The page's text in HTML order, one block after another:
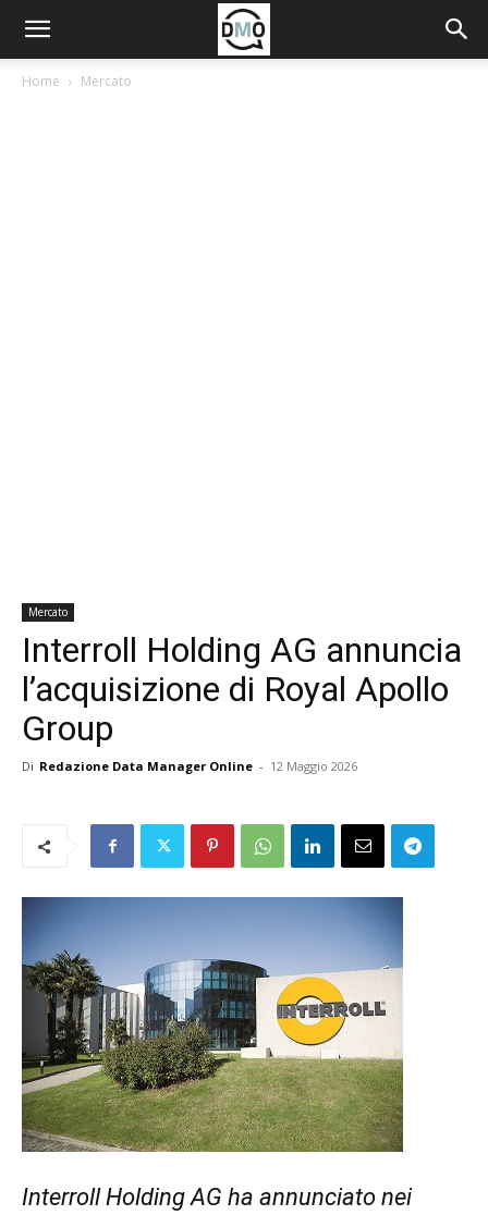
Home Mercato
Mercato
Interroll Holding AG annuncia
l’acquisizione di Royal Apollo
Group
Di Redazione Data Manager Online - 12 Maggio 2026
Interroll Holding AG ha annunciato nei